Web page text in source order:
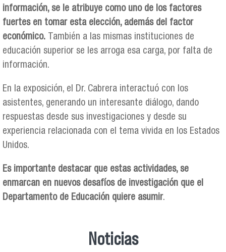
información, se le atribuye como uno de los factores
fuertes en tomar esta elección, además del factor
económico. También a las mismas instituciones de
educación superior se les arroga esa carga, por falta de
información.
En la exposición, el Dr. Cabrera interactuó con los
asistentes, generando un interesante diálogo, dando
respuestas desde sus investigaciones y desde su
experiencia relacionada con el tema vivida en los Estados
Unidos.
Es importante destacar que estas actividades, se
enmarcan en nuevos desafíos de investigación que el
Departamento de Educación quiere asumir.
Noticias